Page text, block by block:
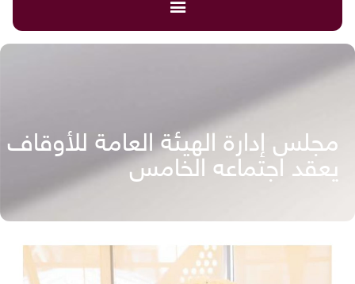
مجلس إدارة الهيئة العامة للأوقاف
يعقد اجتماعه الخامس